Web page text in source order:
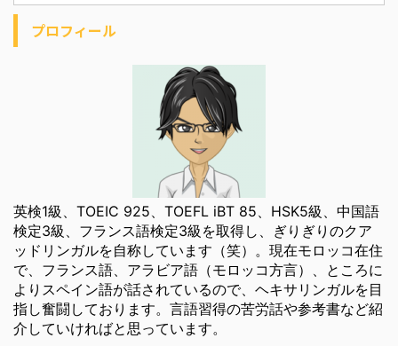
プロフィール
英検1級、TOEIC 925、TOEFL iBT 85、HSK5級、中国語
検定3級、フランス語検定3級を取得し、ぎりぎりのクア
ッドリンガルを自称しています（笑）。現在モロッコ在住
で、フランス語、アラビア語（モロッコ方言）、ところに
よりスペイン語が話されているので、ヘキサリンガルを目
指し奮闘しております。言語習得の苦労話や参考書など紹
介していければと思っています。